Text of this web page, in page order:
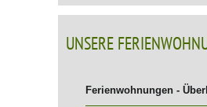
UNSERE
Ferienwohnungen -